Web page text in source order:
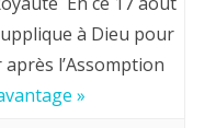
à Dieu pour
l’Assomption
»